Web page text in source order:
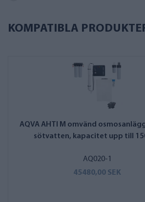
KOMPATIBLA
AQVA AHTI M omvänd
sötvatten, kapacitet upp till
AQ020-1
45480,00 SEK